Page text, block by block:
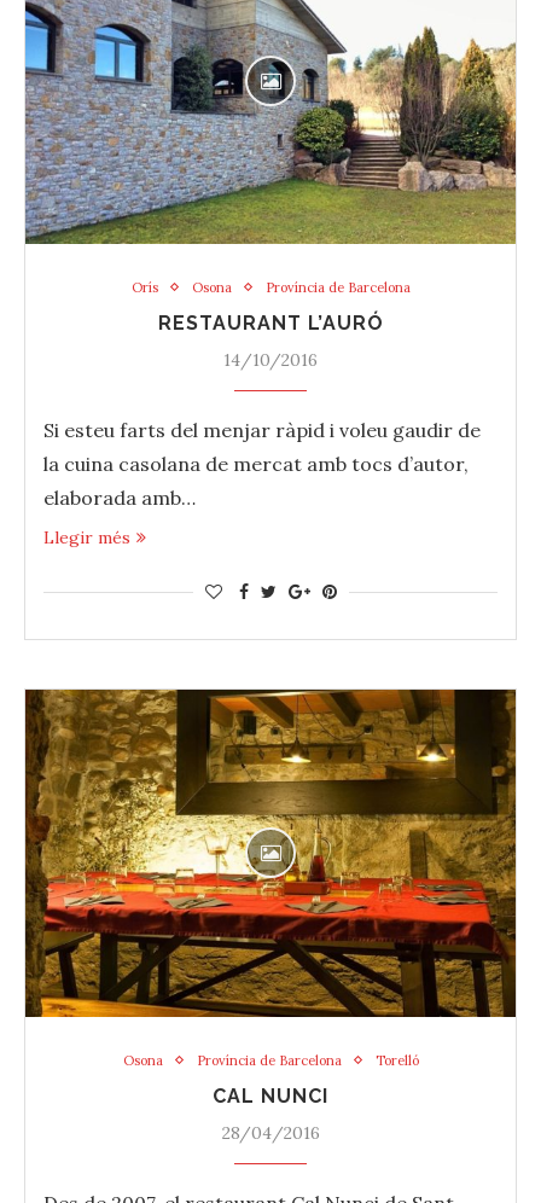
Orís Osona Província de Barcelona
RESTAURANT L’AURÓ
14/10/2016
Si esteu farts del menjar ràpid i voleu gaudir de
la cuina casolana de mercat amb tocs d’autor,
elaborada amb…
Llegir més
Osona Província de Barcelona Torelló
CAL NUNCI
28/04/2016